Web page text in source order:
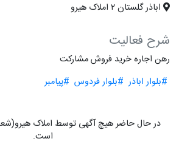
اباذر گلستان ۲ املاک هیرو
شرح فعالیت
رهن اجاره خرید فروش مشارکت
#بلوار اباذر #بلوار فردوس #پیامبر
در حال حاضر هیچ آگهی توسط املاک
است.